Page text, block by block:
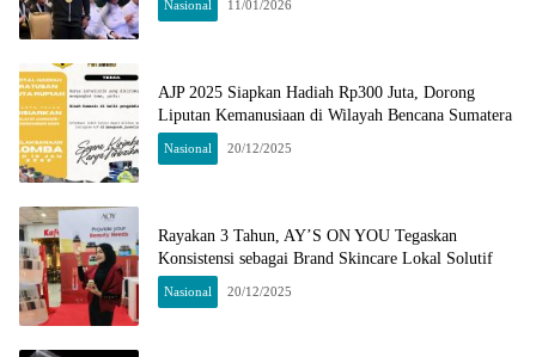
Nasional 11/01/2026
AJP 2025 Siapkan Hadiah Rp300 Juta, Dorong
Liputan Kemanusiaan di Wilayah Bencana Sumatera
Nasional 20/12/2025
Rayakan 3 Tahun, AY’S ON YOU Tegaskan
Konsistensi sebagai Brand Skincare Lokal Solutif
Nasional 20/12/2025